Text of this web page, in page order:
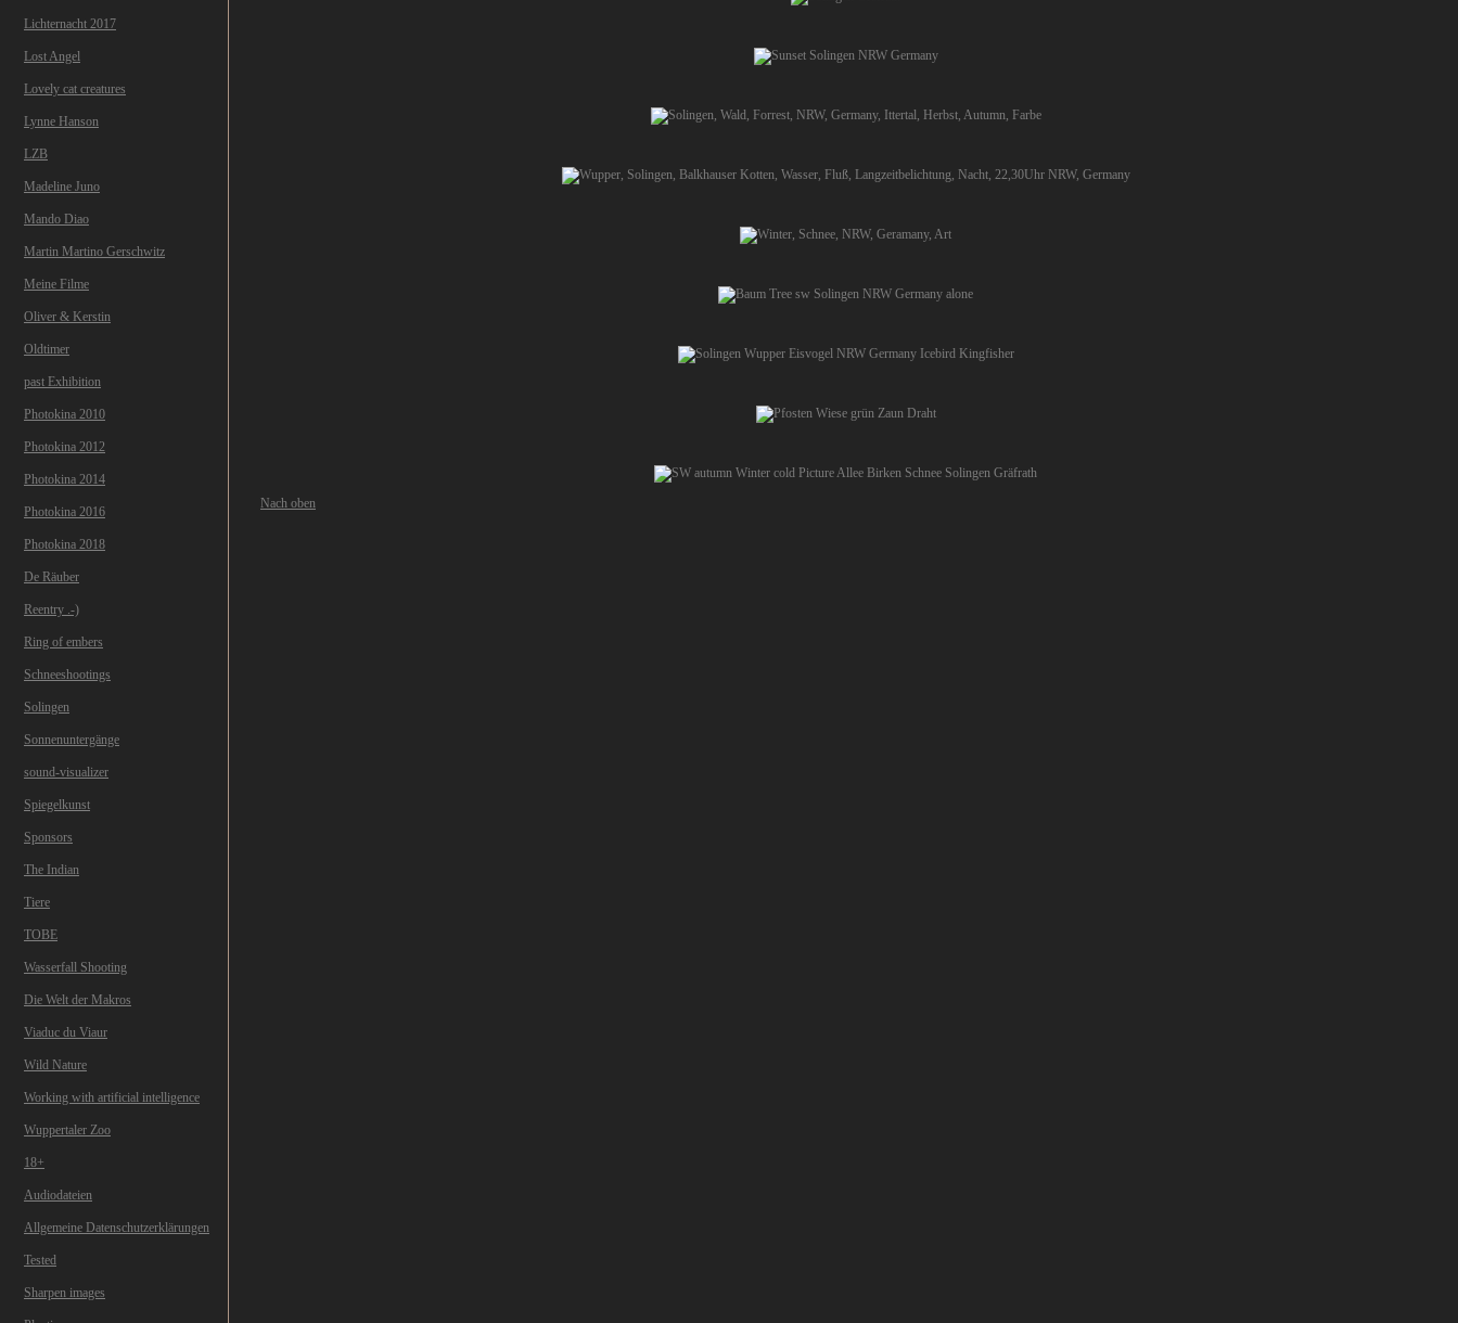
Lichternacht 2017
Lost Angel
Lovely cat creatures
Lynne Hanson
LZB
Madeline Juno
Mando Diao
Martin Martino Gerschwitz
Meine Filme
Oliver & Kerstin
Oldtimer
past Exhibition
Photokina 2010
Photokina 2012
Photokina 2014
Photokina 2016
Photokina 2018
De Räuber
Reentry .-)
Ring of embers
Schneeshootings
Solingen
Sonnenuntergänge
sound-visualizer
Spiegelkunst
Sponsors
The Indian
Tiere
TOBE
Wasserfall Shooting
Die Welt der Makros
Viaduc du Viaur
Wild Nature
Working with artificial intelligence
Wuppertaler Zoo
18+
Audiodateien
Allgemeine Datenschutzerklärungen
Tested
Sharpen images
Nach oben